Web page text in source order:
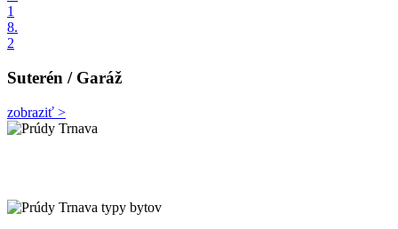
1
8.
2
Suterén / Garáž
zobraziť >